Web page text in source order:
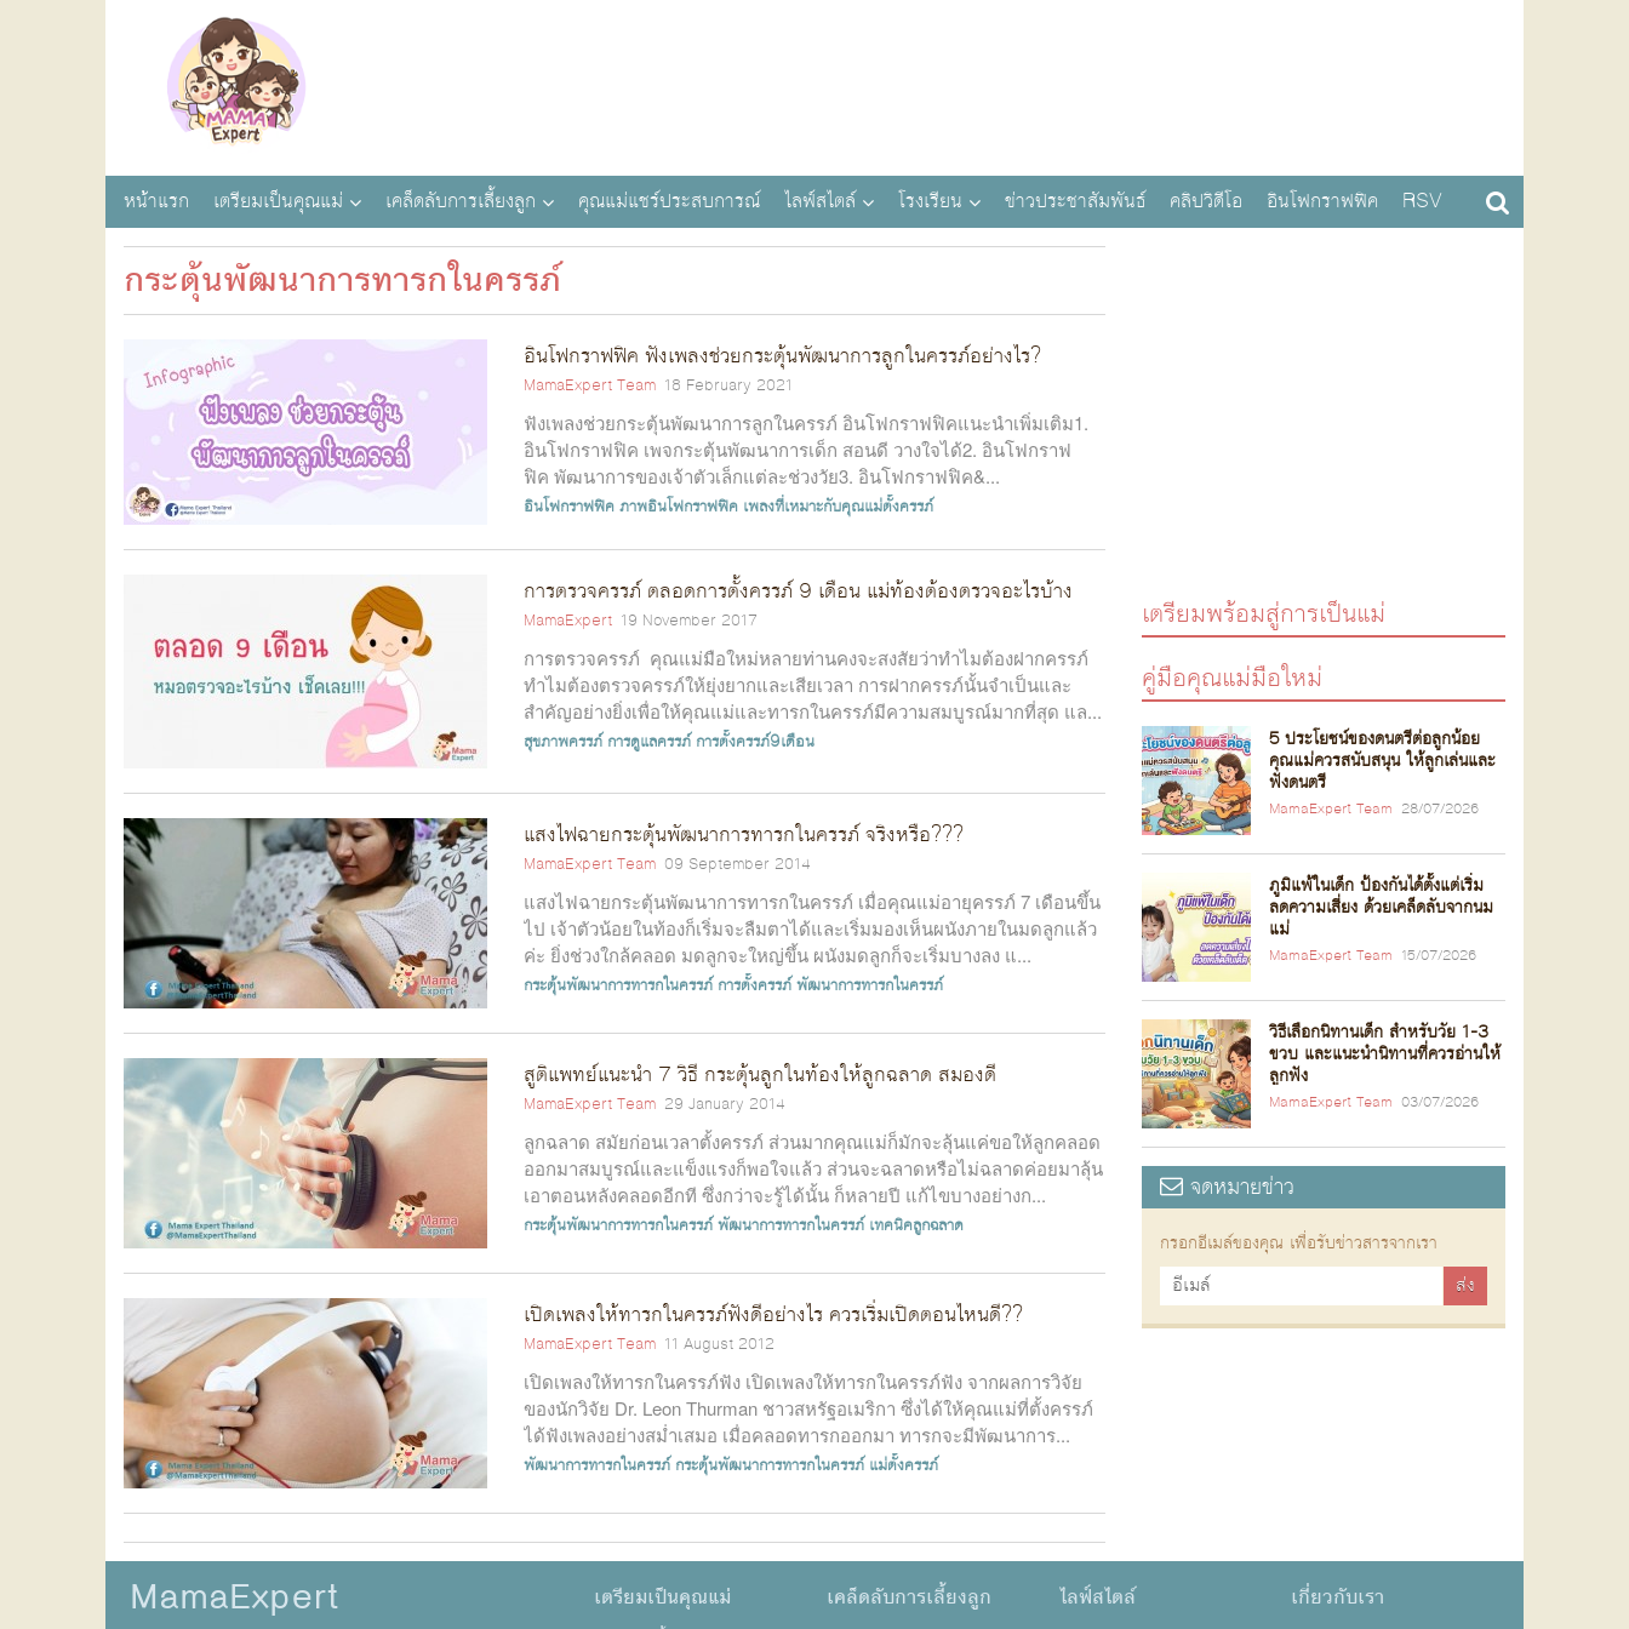
หน้าแรก เตรียมเป็นคุณแม่ เคล็ดลับการเลี้ยงลูก คุณแม่แชร์ประสบการณ์ ไลฟ์สไตล์ โรงเรียน ข่าวประชาสัมพันธ์ คลิปวิดีโอ อินโฟกราฟฟิค RSV
กระตุ้นพัฒนาการทารกในครรภ์
อินโฟกราฟฟิค ฟังเพลงช่วยกระตุ้นพัฒนาการลูกในครรภ์อย่างไร?
MamaExpert Team 18 February 2021
ฟังเพลงช่วยกระตุ้นพัฒนาการลูกในครรภ์ อินโฟกราฟฟิคแนะนำเพิ่มเติม1.
อินโฟกราฟฟิค เพจกระตุ้นพัฒนาการเด็ก สอนดี วางใจได้2. อินโฟกราฟ
ฟิค พัฒนาการของเจ้าตัวเล็กแต่ละช่วงวัย3. อินโฟกราฟฟิค&...
อินโฟกราฟฟิคภาพอินโฟกราฟฟิค เพลงที่เหมาะกับคุณแม่ตั้งครรภ์
การตรวจครรภ์ ตลอดการตั้งครรภ์ 9 เดือน แม่ท้องต้องตรวจอะไรบ้าง
MamaExpert 19 November 2017
การตรวจครรภ์ คุณแม่มือใหม่หลายท่านคงจะสงสัยว่าทำไมต้องฝากครรภ์
ทำไมต้องตรวจครรภ์ให้ยุ่งยากและเสียเวลา การฝากครรภ์นั้นจำเป็นและ
สำคัญอย่างยิ่งเพื่อให้คุณแม่และทารกในครรภ์มีความสมบูรณ์มากที่สุด แล...
สุขภาพครรภ์ การดูแลครรภ์ การตั้งครรภ์9เดือน
แสงไฟฉายกระตุ้นพัฒนาการทารกในครรภ์ จริงหรือ???
MamaExpert Team 09 September 2014
แสงไฟฉายกระตุ้นพัฒนาการทารกในครรภ์ เมื่อคุณแม่อายุครรภ์ 7 เดือนขึ้น
ไป เจ้าตัวน้อยในท้องก็เริ่มจะลืมตาได้และเริ่มมองเห็นผนังภายในมดลูกแล้ว
ค่ะ ยิ่งช่วงใกล้คลอด มดลูกจะใหญ่ขึ้น ผนังมดลูกก็จะเริ่มบางลง แ...
กระตุ้นพัฒนาการทารกในครรภ์ การตั้งครรภ์พัฒนาการทารกในครรภ์
สูติแพทย์แนะนำ 7 วิธี กระตุ้นลูกในท้องให้ลูกฉลาด สมองดี
MamaExpert Team 29 January 2014
ลูกฉลาด สมัยก่อนเวลาตั้งครรภ์ ส่วนมากคุณแม่ก็มักจะลุ้นแค่ขอให้ลูกคลอด
ออกมาสมบูรณ์และแข็งแรงก็พอใจแล้ว ส่วนจะฉลาดหรือไม่ฉลาดค่อยมาลุ้น
เอาตอนหลังคลอดอีกที ซึ่งกว่าจะรู้ได้นั้น ก็หลายปี แก้ไขบางอย่างก...
กระตุ้นพัฒนาการทารกในครรภ์พัฒนาการทารกในครรภ์ เทคนิคลูกฉลาด
เปิดเพลงให้ทารกในครรภ์ฟังดีอย่างไร ควรเริ่มเปิดตอนไหนดี??
MamaExpert Team 11 August 2012
เปิดเพลงให้ทารกในครรภ์ฟัง เปิดเพลงให้ทารกในครรภ์ฟัง จากผลการวิจัย
ของนักวิจัย Dr. Leon Thurman ชาวสหรัฐอเมริกา ซึ่งได้ให้คุณแม่ที่ตั้งครรภ์
ได้ฟังเพลงอย่างสม่ำเสมอ เมื่อคลอดทารกออกมา ทารกจะมีพัฒนาการ...
พัฒนาการทารกในครรภ์ กระตุ้นพัฒนาการทารกในครรภ์ แม่ตั้งครรภ์
เตรียมพร้อมสู่การเป็นแม่
คู่มือคุณแม่มือใหม่
5 ประโยชน์ของดนตรีต่อลูกน้อย
คุณแม่ควรสนับสนุน ให้ลูกเล่นและ
ฟังดนตรี
MamaExpert Team 28/07/2026
ภูมิแพ้ในเด็ก ป้องกันได้ตั้งแต่เริ่ม
ลดความเสี่ยง ด้วยเคล็ดลับจากนม
แม่
MamaExpert Team 15/07/2026
วิธีเลือกนิทานเด็ก สำหรับวัย 1-3
ขวบ และแนะนำนิทานที่ควรอ่านให้
ลูกฟัง
MamaExpert Team 03/07/2026
จดหมายข่าว
กรอกอีเมล์ของคุณ เพื่อรับข่าวสารจากเรา
MamaExpert เตรียมเป็นคุณแม่ เคล็ดลับการเลี้ยงลูก ไลฟ์สไตล์ เกี่ยวกับเรา